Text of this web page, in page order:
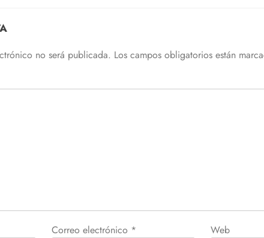
no será publicada. Los campos obligatorios están
Correo electrónico * Web